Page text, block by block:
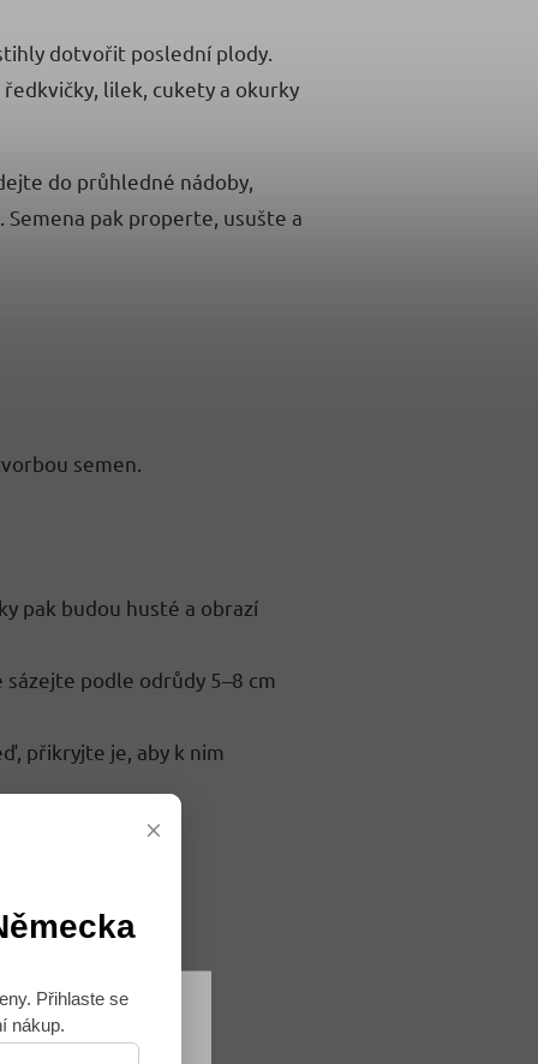
Souhlasím
dotvořit poslední plody.
lilek, cukety a okurky
do průhledné nádoby,
pak properte, usušte a
semen.
pak budou husté a obrazí
podle odrůdy 5–8 cm
přikryjte je, aby k nim
×
Přihlaste se
nákup.